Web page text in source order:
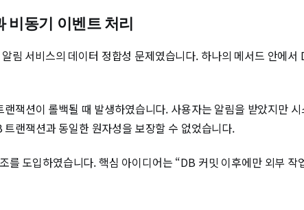
비동기 이벤트 처리
림 서비스의 데이터 정합성 문제였습니다. 하나의 메서드 안에
잭션이 롤백될 때 발생하였습니다. 사용자는 알림을 받았지만
랜잭션과 동일한 원자성을 보장할 수 없었습니다.
를 도입하였습니다. 핵심 아이디어는 “DB 커밋 이후에만 외부 작